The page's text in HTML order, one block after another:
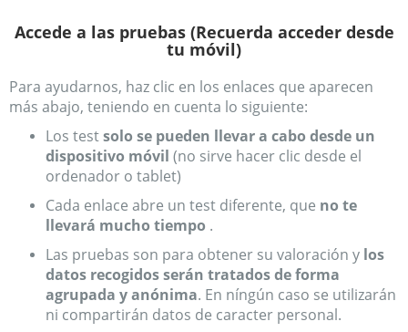
Accede a las pruebas (Recuerda acceder desde
tu móvil)
Para ayudarnos, haz clic en los enlaces que aparecen
más abajo, teniendo en cuenta lo siguiente:
Los testsolo se pueden llevar a cabo desde un
dispositivo móvil (no sirve hacer clic desde el
ordenador o tablet)
Cada enlace abre un test diferente, que no te
llevará mucho tiempo .
Las pruebas son para obtener su valoración y los
datos recogidos serán tratados de forma
agrupada y anónima. En níngún caso se utilizarán
ni compartirán datos de caracter personal.